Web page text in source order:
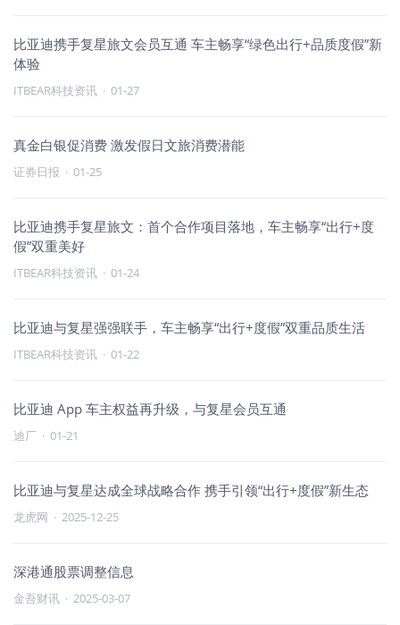
比亚迪携手复星旅文会员互通 车主畅享“绿色出行+品质度假”新
体验
ITBEAR科技资讯 · 01-27
真金白银促消费 激发假日文旅消费潜能
证券日报 · 01-25
比亚迪携手复星旅文：首个合作项目落地，车主畅享“出行+度
假”双重美好
ITBEAR科技资讯 · 01-24
比亚迪与复星强强联手，车主畅享“出行+度假”双重品质生活
ITBEAR科技资讯 · 01-22
比亚迪 App 车主权益再升级，与复星会员互通
迪厂 · 01-21
比亚迪与复星达成全球战略合作 携手引领“出行+度假”新生态
龙虎网 · 2025-12-25
深港通股票调整信息
金吾财讯 · 2025-03-07